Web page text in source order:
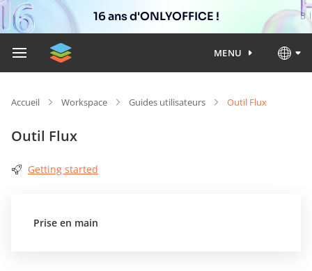
16 ans d'ONLYOFFICE !
MENU
Accueil Workspace Guides utilisateurs Outil Flux
Outil Flux
Getting started
Prise en main